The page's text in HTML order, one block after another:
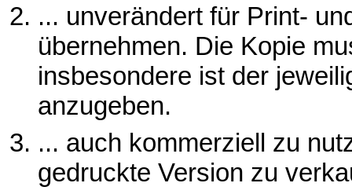
... unverändert für Print-
übernehmen. Die Kopie
insbesondere ist der
anzugeben.
... auch kommerziell zu
gedruckte Version zu